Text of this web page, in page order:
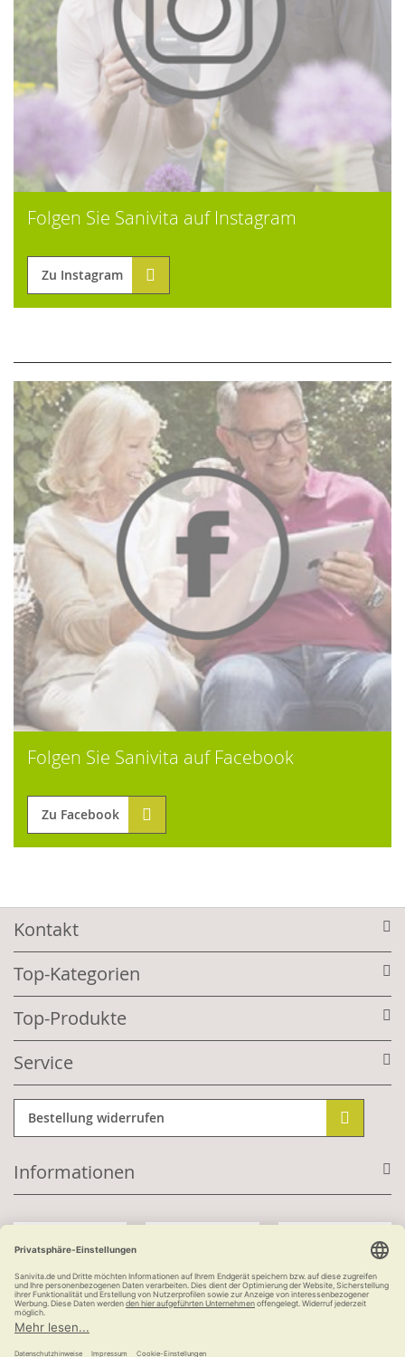
Folgen Sie Sanivita auf Instagram
Zu Instagram
Folgen Sie Sanivita auf Facebook
Zu Facebook
Kontakt
Top-Kategorien
Top-Produkte
Service
Bestellung widerrufen
Informationen
Kauf auf Rechnung